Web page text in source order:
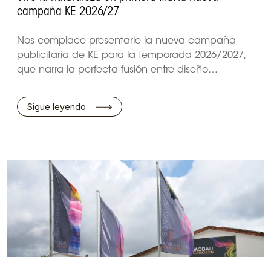
campaña KE 2026/27
Nos complace presentarle la nueva campaña
publicitaria de KE para la temporada 2026/2027,
que narra la perfecta fusión entre diseño…
Sigue leyendo